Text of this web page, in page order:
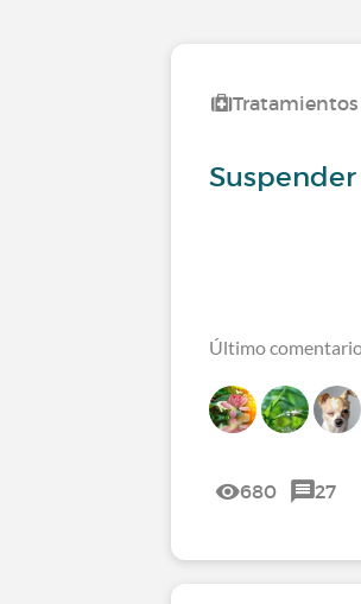
Tratamientos
Último
680 27